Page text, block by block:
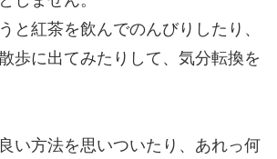
と紅茶を飲んでのんびりしたり、
歩に出てみたりして、気分転換を
い方法を思いついたり、あれっ何